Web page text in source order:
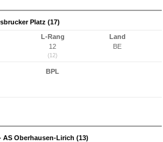
Platz (17)
L-Rang
12
(12)
Land
BE
BPL
AS Oberhausen-Lirich (13)